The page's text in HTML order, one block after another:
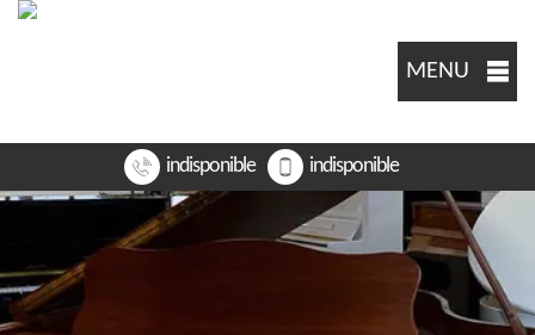
MENU
indisponible indisponible